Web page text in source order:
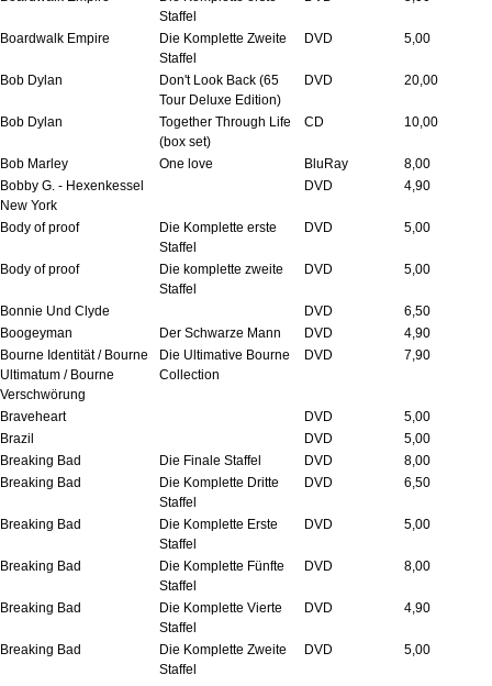
Staffel
Boardwalk Empire
Die Komplette Zweite
Staffel
DVD 5,00
Bob Dylan
Don't Look Back (65
Tour Deluxe Edition)
DVD 20,00
Bob Dylan
Together Through Life
(box set)
CD 10,00
Bob Marley One love BluRay
8,00
Bobby G. - Hexenkessel
New York
DVD 4,90
Body of proof
Die Komplette erste
Staffel
DVD 5,00
Body of proof
Die komplette zweite
Staffel
DVD 5,00
Bonnie Und Clyde DVD
6,50
Boogeyman
Der Schwarze Mann DVD
4,90
Bourne Identität / Bourne
Ultimatum / Bourne
Verschwörung
Die Ultimative Bourne
Collection
DVD 7,90
Braveheart DVD
5,00
Brazil
DVD
5,00
Breaking Bad
Die Finale Staffel DVD
8,00
Breaking Bad
Die Komplette Dritte
Staffel
DVD 6,50
Breaking Bad
Die Komplette Erste
Staffel
DVD 5,00
Breaking Bad
Die Komplette Fünfte
Staffel
DVD 8,00
Breaking Bad
Die Komplette Vierte
Staffel
DVD 4,90
Breaking Bad
Die Komplette Zweite
Staffel
DVD 5,00